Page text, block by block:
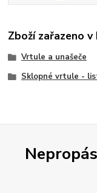
Zboží zařazeno
Vrtule a unašeče
Sklopné vrtule -